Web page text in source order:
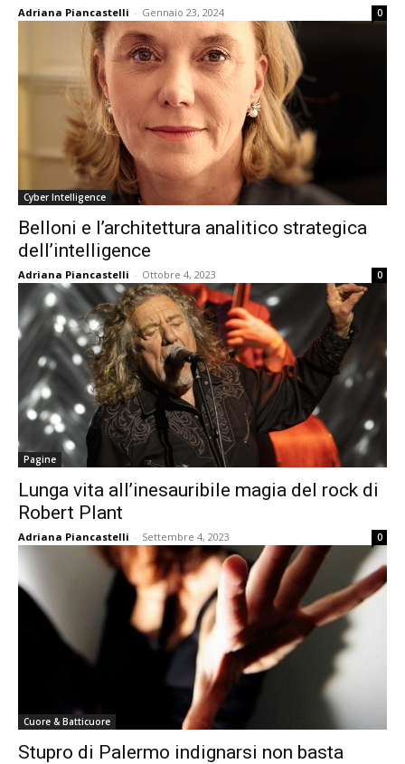
Adriana Piancastelli - Gennaio 23, 2024 0
Cyber Intelligence
Belloni e l’architettura analitico strategica
dell’intelligence
Adriana Piancastelli - Ottobre 4, 2023 0
Pagine
Lunga vita all’inesauribile magia del rock di
Robert Plant
Adriana Piancastelli - Settembre 4, 2023 0
Cuore & Batticuore
Stupro di Palermo indignarsi non basta